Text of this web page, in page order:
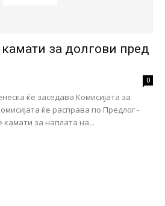
за долгови пред
0
ќе заседава Комисијата за
ќе расправа по Предлог -
за наплата на...